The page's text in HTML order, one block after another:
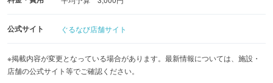
公式サイト ぐるなび店舗サイト
※掲載内容が変更となっている場合があります。最新情報については、施設・
店舗の公式サイト等でご確認ください。